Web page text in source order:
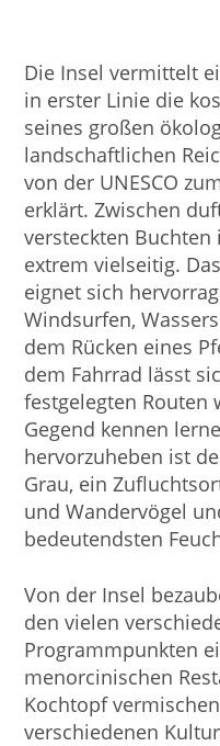
Die Insel vermittelt
in erster Linie die
seines großen
landschaftlichen
von der UNESCO
erklärt. Zwischen
versteckten Buchten
extrem vielseitig.
eignet sich
Windsurfen,
dem Rücken eines
dem Fahrrad lässt
festgelegten Routen
Gegend kennen
hervorzuheben ist
Grau, ein
und Wandervögel
bedeutendsten
Von der Insel
den vielen
Programmpunkten
menorcinischen
Kochtopf
verschiedenen